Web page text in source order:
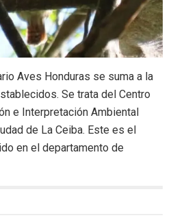
Aves Honduras se suma a la
Se trata del Centro
e Interpretación Ambiental
de La Ceiba. Este es el
en el departamento de